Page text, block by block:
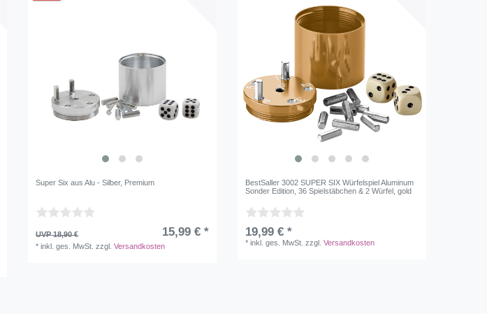
Super Six aus Alu - Silber, Premium
UVP 18,90 € 15,99 € *
*inkl. ges. MwSt. zzgl.Versandkosten
BestSaller 3002 SUPER SIX Würfelspiel Aluminum
Sonder Edition, 36 Spielstäbchen & 2 Würfel, gold
19,99 € *
*inkl. ges. MwSt. zzgl.Versandkosten